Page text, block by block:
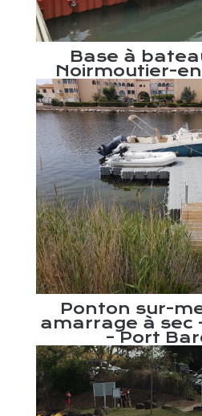
Base à
Noirmoutier-
Ponton sur-
amarrage à sec
– Port